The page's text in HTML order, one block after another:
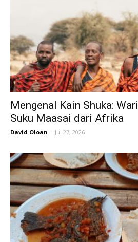
Mengenal Kain Shuka:
Suku Maasai dari Afrika
David Oloan - Jul 27, 2026